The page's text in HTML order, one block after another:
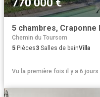
770 000 €
5 chambres, Craponne
Chemin du Toursom
5 Pièces3 Salles de bainVilla
Vu la première fois il y a 6 jours